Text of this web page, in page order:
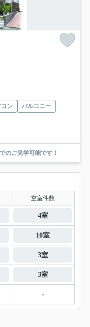
コン
バルコニー
のご見学可能です！
空室件数
4室
10室
3室
3室
-